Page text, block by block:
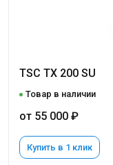
TSC TX 200 SU
Товар в наличии
от 55 000 ₽
Купить в 1 клик